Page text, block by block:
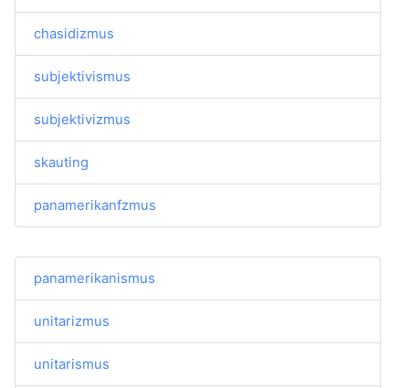
chasidizmus
subjektivismus
subjektivizmus
skauting
panamerikanfzmus
panamerikanismus
unitarizmus
unitarismus